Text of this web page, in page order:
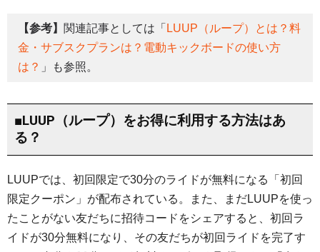
【参考】 関連記事としては「 LUUP（ループ）とは？料
金・サブスクプランは？電動キックボードの使い方
は？ 」も参照。
■LUUP（ループ）をお得に利用する方法はあ
る？
LUUPでは、初回限定で30分のライドが無料になる「初回
限定クーポン」が配布されている。また、まだLUUPを使っ
たことがない友だちに招待コードをシェアすると、初回ラ
イドが30分無料になり、その友だちが初回ライドを完了す